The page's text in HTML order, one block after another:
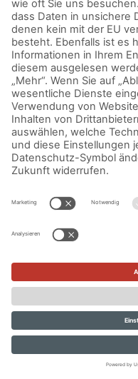
© Aurora Mühlen GmbH -